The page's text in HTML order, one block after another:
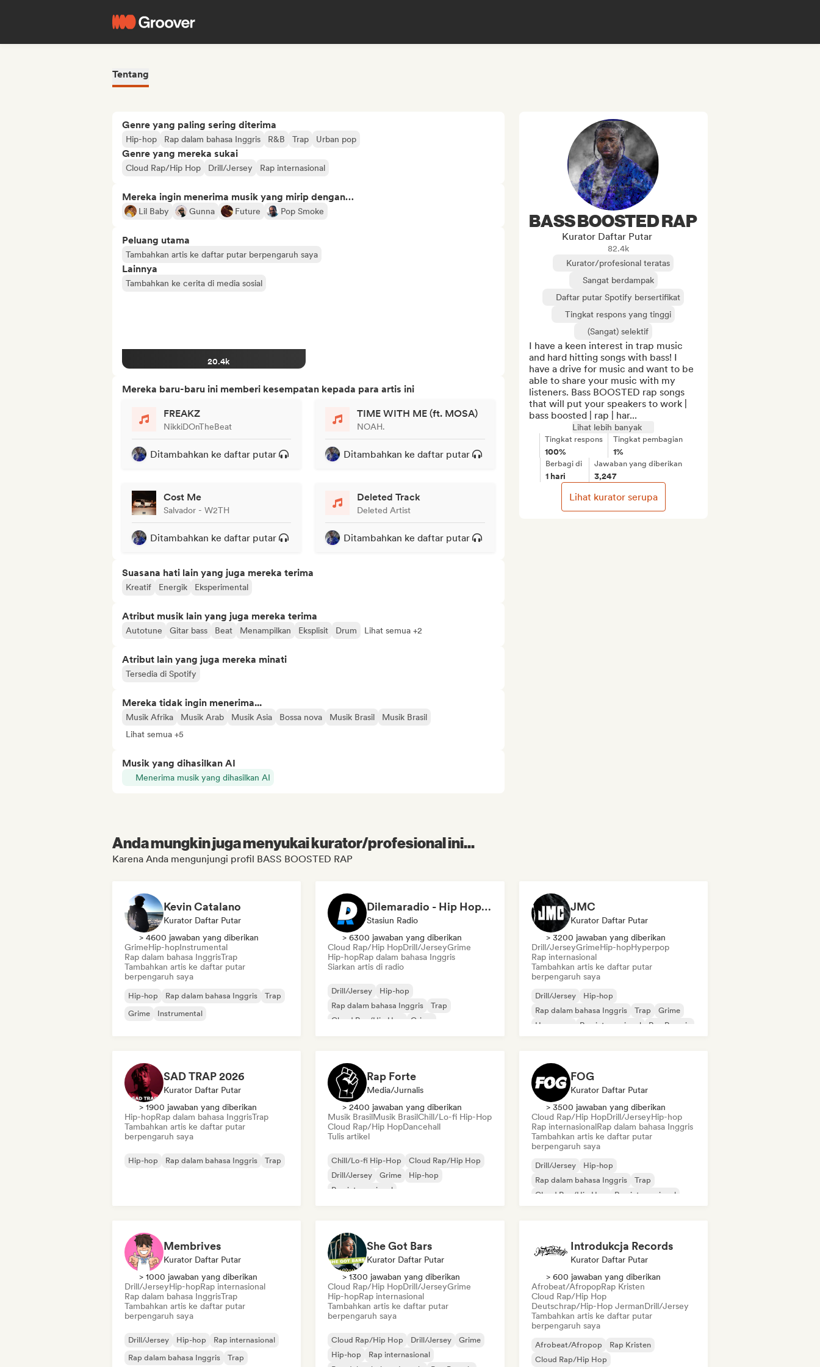
Tentang
Genre yang paling sering diterima
Hip-hop Rap dalam bahasa Inggris R&B Trap Urban pop
Genre yang mereka sukai
Cloud Rap/Hip Hop Drill/Jersey Rap internasional
Mereka ingin menerima musik yang mirip dengan…
Lil Baby Gunna Future Pop Smoke
Peluang utama
Tambahkan artis ke daftar putar berpengaruh saya
Lainnya
Tambahkan ke cerita di media sosial
20.4k
Mereka baru-baru ini memberi kesempatan kepada para artis ini
FREAKZ
NikkiDOnTheBeat
Ditambahkan ke daftar putar
TIME WITH ME (ft. MOSA)
NOAH.
Ditambahkan ke daftar putar
Cost Me
Salvador - W2TH
Ditambahkan ke daftar putar
Deleted Track
Deleted Artist
Ditambahkan ke daftar putar
Suasana hati lain yang juga mereka terima
Kreatif Energik Eksperimental
Atribut musik lain yang juga mereka terima
Autotune Gitar bass Beat Menampilkan Eksplisit Drum Lihat semua +2
Atribut lain yang juga mereka minati
Tersedia di Spotify
Mereka tidak ingin menerima...
Musik Afrika Musik Arab Musik Asia Bossa nova Musik Brasil
Musik Brasil
Lihat semua +5
Musik yang dihasilkan AI
Menerima musik yang dihasilkan AI
BASS BOOSTED RAP
Kurator Daftar Putar
82.4k
Kurator/profesional teratas
Sangat berdampak
Daftar putar Spotify bersertifikat
Tingkat respons yang tinggi
(Sangat) selektif
I have a keen interest in trap music
and hard hitting songs with bass! I
have a drive for music and want to be
able to share your music with my
listeners. Bass BOOSTED rap songs
that will put your speakers to work |
bass boosted | rap | har...
Lihat lebih banyak
Tingkat respons
100%
Tingkat pembagian
1%
Berbagi di
1 hari
Jawaban yang diberikan
3,247
Lihat kurator serupa
Anda mungkin juga menyukai kurator/profesional ini...
Karena Anda mengunjungi profil BASS BOOSTED RAP
Kevin Catalano
Kurator Daftar Putar
> 4600 jawaban yang diberikan
GrimeHip-hopInstrumental
Rap dalam bahasa InggrisTrap
Tambahkan artis ke daftar putar
berpengaruh saya
Hip-hop Rap dalam bahasa Inggris
Trap
Grime
Instrumental
Dilemaradio - Hip Hop Music
Stasiun Radio
> 6300 jawaban yang diberikan
Cloud Rap/Hip HopDrill/JerseyGrime
Hip-hopRap dalam bahasa Inggris
Siarkan artis di radio
Drill/Jersey
Hip-hop
Rap dalam bahasa Inggris
Trap
Cloud Rap/Hip Hop
Grime
JMC
Kurator Daftar Putar
> 3200 jawaban yang diberikan
Drill/JerseyGrimeHip-hopHyperpop
Rap internasional
Tambahkan artis ke daftar putar
berpengaruh saya
Drill/Jersey
Hip-hop
Rap dalam bahasa Inggris
Trap
Grime
Hyperpop
Rap internasional Rap Prancis
SAD TRAP 2026
Kurator Daftar Putar
> 1900 jawaban yang diberikan
Hip-hopRap dalam bahasa InggrisTrap
Tambahkan artis ke daftar putar
berpengaruh saya
Hip-hop Rap dalam bahasa Inggris Trap
Rap Forte
Media/Jurnalis
> 2400 jawaban yang diberikan
Musik BrasilMusik BrasilChill/Lo-fi Hip-Hop
Cloud Rap/Hip HopDancehall
Tulis artikel
Chill/Lo-fi Hip-Hop
Cloud Rap/Hip Hop
Drill/Jersey
Grime
Hip-hop
Rap internasional
FOG
Kurator Daftar Putar
> 3500 jawaban yang diberikan
Cloud Rap/Hip HopDrill/JerseyHip-hop
Rap internasionalRap dalam bahasa Inggris
Tambahkan artis ke daftar putar
berpengaruh saya
Drill/Jersey
Hip-hop
Rap dalam bahasa Inggris
Trap
Cloud Rap/Hip Hop
Rap internasional
Membrives
Kurator Daftar Putar
> 1000 jawaban yang diberikan
Drill/JerseyHip-hopRap internasional
Rap dalam bahasa InggrisTrap
Tambahkan artis ke daftar putar
berpengaruh saya
Drill/Jersey Hip-hop
Rap internasional
Rap dalam bahasa Inggris
Trap
She Got Bars
Kurator Daftar Putar
> 1300 jawaban yang diberikan
Cloud Rap/Hip HopDrill/JerseyGrime
Hip-hopRap internasional
Tambahkan artis ke daftar putar
berpengaruh saya
Cloud Rap/Hip Hop Drill/Jersey
Grime
Hip-hop
Rap internasional
Introdukcja Records
Kurator Daftar Putar
> 600 jawaban yang diberikan
Afrobeat/AfropopRap Kristen
Cloud Rap/Hip Hop
Deutschrap/Hip-Hop JermanDrill/Jersey
Tambahkan artis ke daftar putar
berpengaruh saya
Afrobeat/Afropop
Rap Kristen
Cloud Rap/Hip Hop